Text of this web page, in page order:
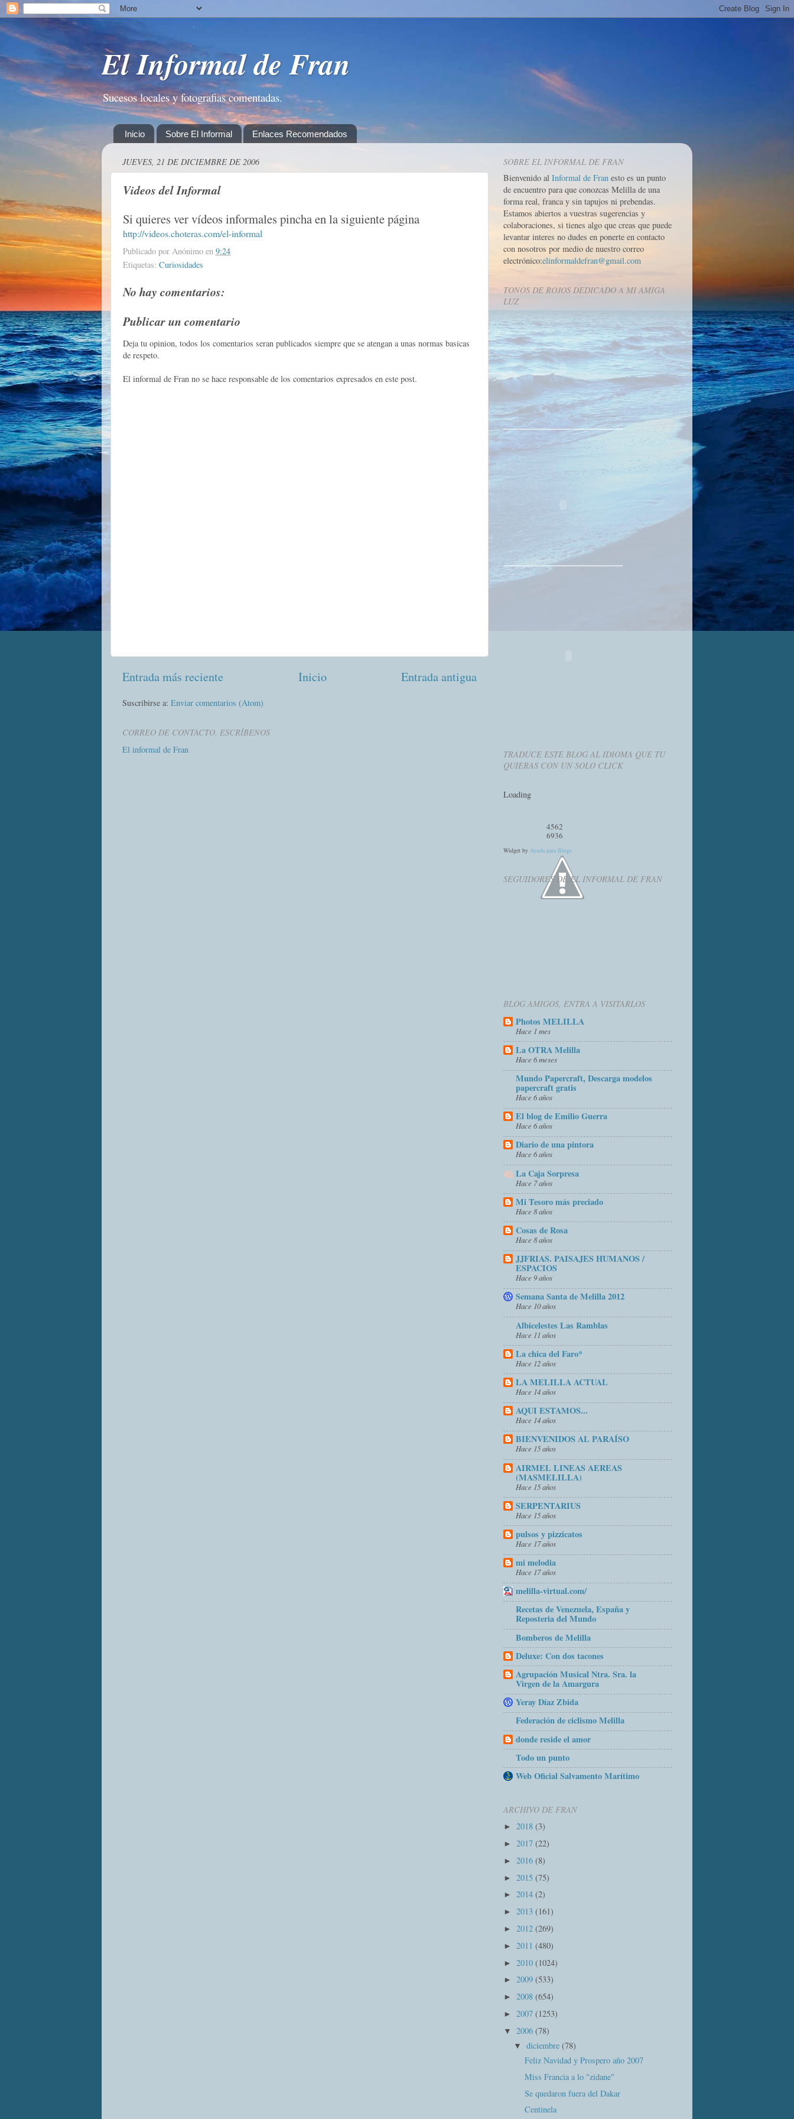
El Informal de Fran
Sucesos locales y fotografias comentadas.
Inicio Sobre El Informal Enlaces Recomendados
JUEVES, 21 DE DICIEMBRE DE 2006
Videos del Informal
Si quieres ver vídeos informales pincha en la siguiente página
http://videos.choteras.com/el-informal
Publicado por Anónimo en 9:24
Etiquetas: Curiosidades
No hay comentarios:
Publicar un comentario
Deja tu opinion, todos los comentarios seran publicados siempre que se atengan a unas normas basicas
de respeto.
El informal de Fran no se hace responsable de los comentarios expresados en este post.
Entrada más reciente Entrada antigua
Inicio
Suscribirse a: Enviar comentarios (Atom)
CORREO DE CONTACTO, ESCRÍBENOS
El informal de Fran
SOBRE EL INFORMAL DE FRAN
Bienvenido al Informal de Fran esto es un punto
de encuentro para que conozcas Melilla de una
forma real, franca y sin tapujos ni prebendas.
Estamos abiertos a vuestras sugerencias y
colaboraciones, si tienes algo que creas que puede
levantar interes no dudes en ponerte en contacto
con nosotros por medio de nuestro correo
electrónico:elinformaldefran@gmail.com
TONOS DE ROJOS DEDICADO A MI AMIGA
LUZ
TRADUCE ESTE BLOG AL IDIOMA QUE TU
QUIERAS CON UN SOLO CLICK
Loading
4562
6936
Widget by Ayuda para Blogs
SEGUIDORES DE EL INFORMAL DE FRAN
BLOG AMIGOS, ENTRA A VISITARLOS
Photos MELILLA
Hace 1 mes
La OTRA Melilla
Hace 6 meses
Mundo Papercraft, Descarga modelos
papercraft gratis
Hace 6 años
El blog de Emilio Guerra
Hace 6 años
Diario de una pintora
Hace 6 años
La Caja Sorpresa
Hace 7 años
Mi Tesoro más preciado
Hace 8 años
Cosas de Rosa
Hace 8 años
JJFRIAS. PAISAJES HUMANOS /
ESPACIOS
Hace 9 años
Semana Santa de Melilla 2012
Hace 10 años
Albicelestes Las Ramblas
Hace 11 años
La chica del Faro*
Hace 12 años
LA MELILLA ACTUAL
Hace 14 años
AQUI ESTAMOS...
Hace 14 años
BIENVENIDOS AL PARAÍSO
Hace 15 años
AIRMEL LINEAS AEREAS
(MASMELILLA)
Hace 15 años
SERPENTARIUS
Hace 15 años
pulsos y pizzicatos
Hace 17 años
mi melodia
Hace 17 años
melilla-virtual.com/
Recetas de Venezuela, España y
Reposteria del Mundo
Bomberos de Melilla
Deluxe: Con dos tacones
Agrupación Musical Ntra. Sra. la
Virgen de la Amargura
Yeray Díaz Zbida
Federación de ciclismo Melilla
donde reside el amor
Todo un punto
Web Oficial Salvamento Marítimo
ARCHIVO DE FRAN
► 2018 (3)
► 2017 (22)
► 2016 (8)
► 2015 (75)
► 2014 (2)
► 2013 (161)
► 2012 (269)
► 2011 (480)
► 2010 (1024)
► 2009 (533)
► 2008 (654)
► 2007 (1253)
▼ 2006 (78)
▼diciembre(78)
Feliz Navidad y Prospero año 2007
Miss Francia a lo "zidane"
Se quedaron fuera del Dakar
Centinela